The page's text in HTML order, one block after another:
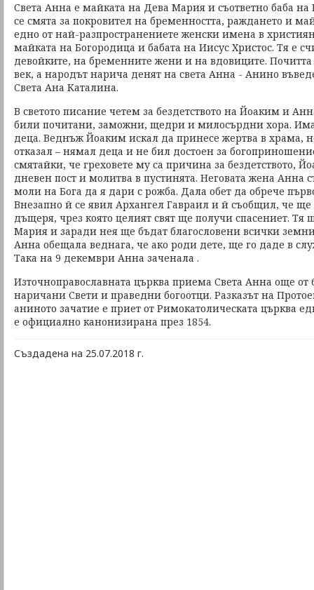
Света Анна е майката на Дева Мария и съответно баба на
се смята за покровител на бременността, раждането и
едно от най-разпространениете женски имена в
майката на Богородица и бабата на Иисус Христос. Тя е
девойките, на бременните жени и на вдовиците.
век, а народът нарича денят на света Анна - Анино
Света Ана Каталина.
В светото писание четем за бездетството на Йоаким и
били почитани, заможни, щедри и милосърдни хора.
деца. Веднъж Йоаким искал да принесе жертва в храма,
отказал – нямал деца и не бил достоен за
смятайки, че греховете му са причина за бездетството,
дневен пост и молитва в пустинята. Неговата жена Анна
моли на Бога да я дари с рожба. Дала обет да обрече
Внезапно й се явил Архангел Гавраил и й съобщил, че ще
дъщеря, чрез която целият свят ще получи спасениет.
Мария и заради нея ще бъдат благословени всички
Анна обещала веднага, че ако роди дете, ще го даде в
Така на 9 декември Анна заченала .
Източноправославната църква приема Света Анна още от
наричани Свети и праведни богоотци. Разказът на
аниното зачатие е приет от Римокатолическата църква
е официално канонизирана през 1854.
Създадена на 25.07.2018 г.